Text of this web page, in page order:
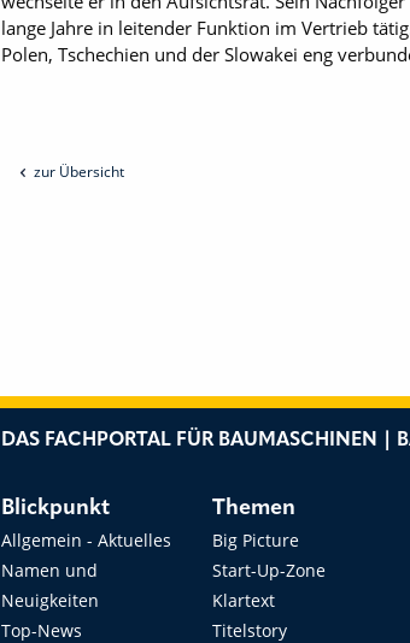
lange Jahre in leitender Funktion im Vertrieb
Polen, Tschechien und der Slowakei eng
zur Übersicht
DAS FACHPORTAL FÜR BAUMASCHINEN |
Blickpunkt
Allgemein - Aktuelles
Namen und
Neuigkeiten
Top-News
Themen
Big Picture
Start-Up-Zone
Klartext
Titelstory